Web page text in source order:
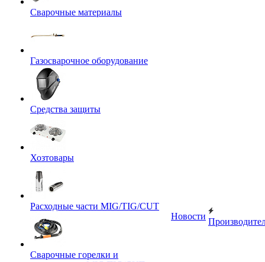
Сварочные материалы
Газосварочное оборудование
Средства защиты
Хозтовары
Расходные части MIG/TIG/CUT
Сварочные горелки и
Новости